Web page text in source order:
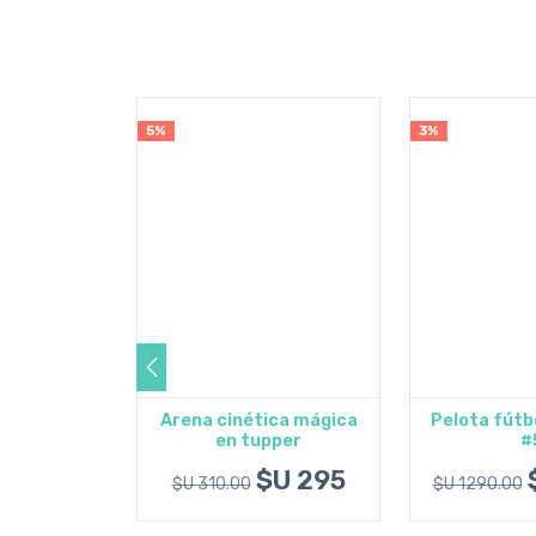
5%
Agregar al carrito
Arena cinética mágica
en tupper
$U 310.00 $U 295
3%
Pelota
$U 1290.00